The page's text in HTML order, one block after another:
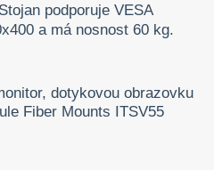
podporuje VESA
a má nosnost 60 kg.